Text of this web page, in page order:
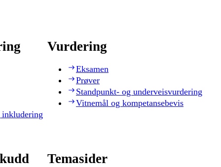
Vurdering
Eksamen
Prøver
Standpunkt- og underveisvurdering
Vitnemål og kompetansebevis
Temasider